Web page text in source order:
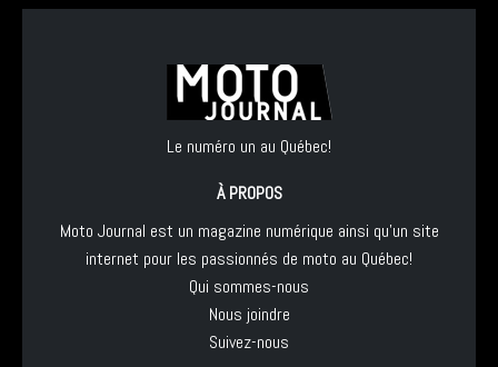
Le numéro un au Québec!
À PROPOS
Moto Journal est un magazine numérique ainsi qu'un site
internet pour les passionnés de moto au Québec!
Qui sommes-nous
Nous joindre
Suivez-nous